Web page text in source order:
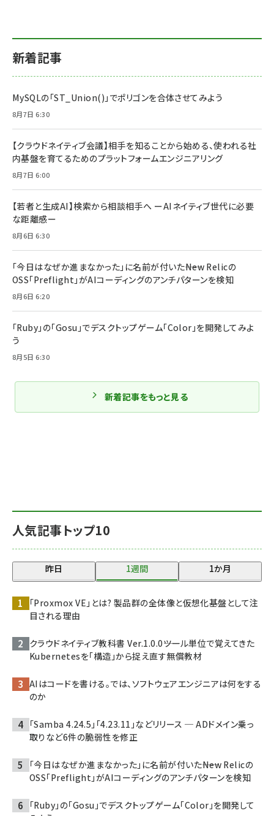
人気記事トップ10
昨日 1週間 1か月
「Proxmox VE」とは? 製品群の全体像と仮想化基盤として注
目される理由
クラウドネイティブ教科書 Ver.1.0.0――ツール単位で覚えてきた
Kubernetesを「構造」から捉え直す無償教材
AIはコードを書ける。では、ソフトウェアエンジニアは何をする
のか
「Samba 4.24.5」「4.23.11」などリリース ─ ADドメイン乗っ
取りなど6件の脆弱性を修正
「今日はなぜか進まなかった」に名前が付いた――New Relicの
OSS「Preflight」がAIコーディングのアンチパターンを検知
「Ruby」の「Gosu」でデスクトップゲーム「Color」を開発して
新着記事
MySQLの「ST_Union()」でポリゴンを合体させてみよう
8月7日 6:30
【クラウドネイティブ会議】相手を知ることから始める、使われる社
内基盤を育てるためのプラットフォームエンジニアリング
8月7日 6:00
【若者と生成AI】検索から相談相手へ ーAIネイティブ世代に必要
な距離感ー
8月6日 6:30
「今日はなぜか進まなかった」に名前が付いた――New Relicの
OSS「Preflight」がAIコーディングのアンチパターンを検知
8月6日 6:20
「Ruby」の「Gosu」でデスクトップゲーム「Color」を開発してみよ
う
8月5日 6:30
新着記事をもっと見る